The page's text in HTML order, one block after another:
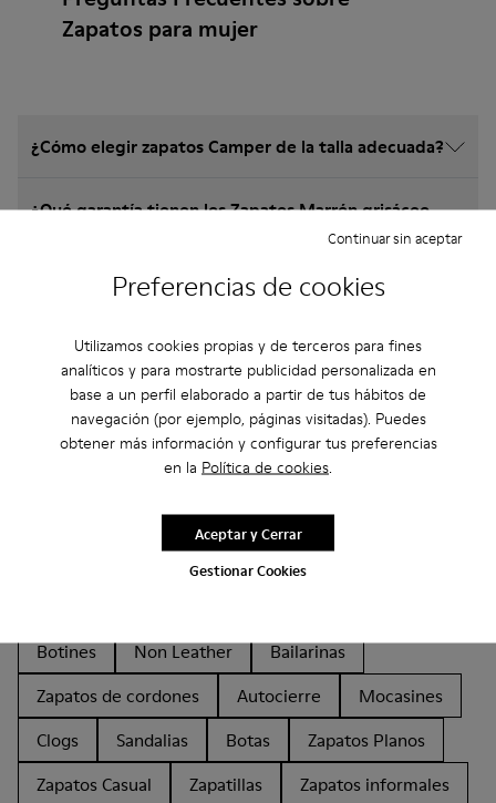
Preferencias de cookies
Utilizamos cookies propias y de terceros para fines
analíticos y para mostrarte publicidad personalizada en
base a un perfil elaborado a partir de tus hábitos de
navegación (por ejemplo, páginas visitadas). Puedes
obtener más información y configurar tus preferencias
en la Política de cookies.
Gestionar Cookies
Continuar sin aceptar
Aceptar y Cerrar
Zapatos para mujer
¿Cómo elegir zapatos Camper de la talla adecuada?
¿Qué garantía tienen los Zapatos Marrón grisáceo
para Mujer comprados en la web de Camper?
¿Hay posibilidad de devolución en Camper?
¿Cuánto cuesta el envío de los Zapatos Marrón
grisáceo para Mujer Camper?
Otras Categorías
Botines Non Leather
Bailarinas
Zapatos de cordones
Autocierre
Mocasines
Clogs
Sandalias Botas
Zapatos Planos
Zapatos Casual
Zapatillas
Zapatos informales